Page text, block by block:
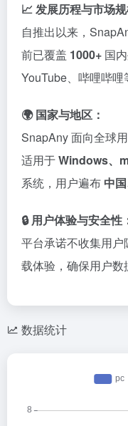
📈 发展历程与市场规
自推出以来，
前已覆盖 1000+ 国
YouTube、哔哩哔哩
🌍 国家与地区：
SnapAny 面向全球
适用于Windows、
系统，用户遍布 中
🔒 用户体验与安全性
平台承诺不收集用
载体验，确保用户数
数据统计